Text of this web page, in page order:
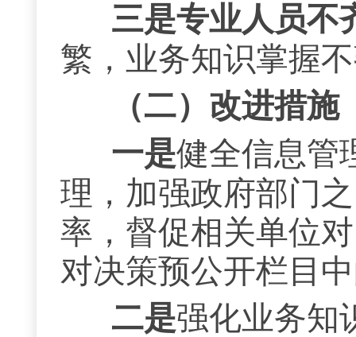
三是专业人员不
繁，业务知识掌握
（二） 改进措施
一是健全信息管
理，加强政府部门
率， 督促相关单位
对决策预公开栏目
二是强化业务知